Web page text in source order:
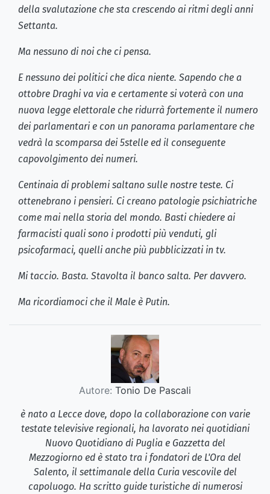
della svalutazione che sta crescendo ai ritmi degli anni
Settanta.
Ma nessuno di noi che ci pensa.
E nessuno dei politici che dica niente. Sapendo che a
ottobre Draghi va via e certamente si voterà con una
nuova legge elettorale che ridurrà fortemente il numero
dei parlamentari e con un panorama parlamentare che
vedrà la scomparsa dei 5stelle ed il conseguente
capovolgimento dei numeri.
Centinaia di problemi saltano sulle nostre teste. Ci
ottenebrano i pensieri. Ci creano patologie psichiatriche
come mai nella storia del mondo. Basti chiedere ai
farmacisti quali sono i prodotti più venduti, gli
psicofarmaci, quelli anche più pubblicizzati in tv.
Mi taccio. Basta. Stavolta il banco salta. Per davvero.
Ma ricordiamoci che il Male è Putin.
Autore: Tonio De Pascali
è nato a Lecce dove, dopo la collaborazione con varie
testate televisive regionali, ha lavorato nei quotidiani
Nuovo Quotidiano di Puglia e Gazzetta del
Mezzogiorno ed è stato tra i fondatori de L'Ora del
Salento, il settimanale della Curia vescovile del
capoluogo. Ha scritto guide turistiche di numerosi